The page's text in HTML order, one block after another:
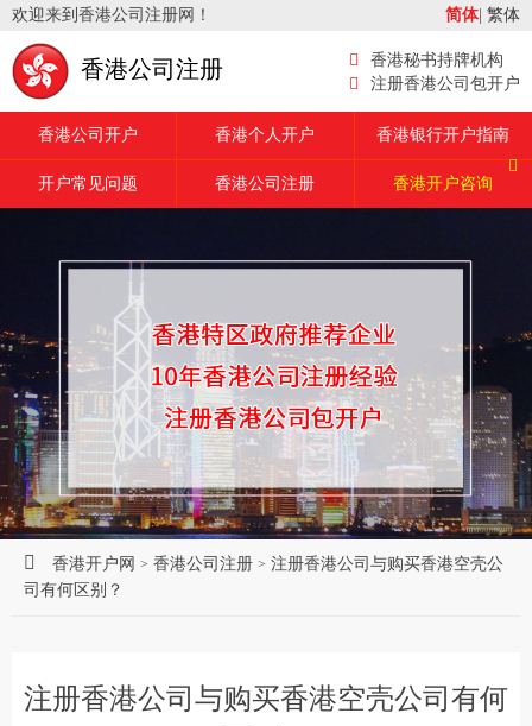
欢迎来到香港公司注册网！ 简体| 繁体
香港公司注册
香港秘书持牌机构
注册香港公司包开户
香港公司开户 香港个人开户 香港银行开户指南
开户常见问题 香港公司注册 香港开户咨询
香港开户网 > 香港公司注册 > 注册香港公司与购买香港空壳公
司有何区别？
注册香港公司与购买香港空壳公司有何